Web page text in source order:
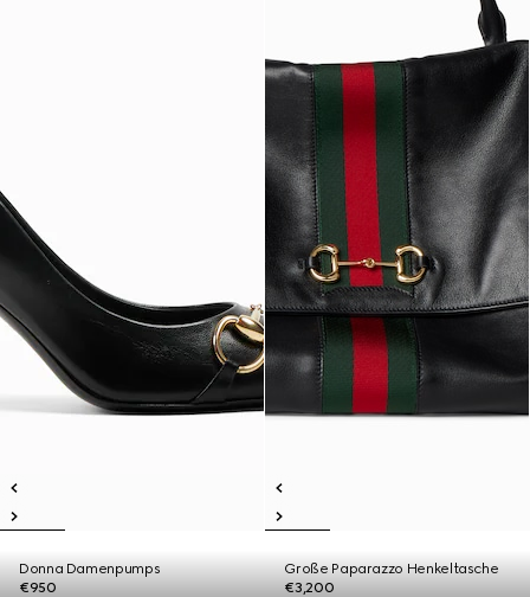
Donna Damenpumps
€950
Große Paparazzo Henkeltasche
€3,200